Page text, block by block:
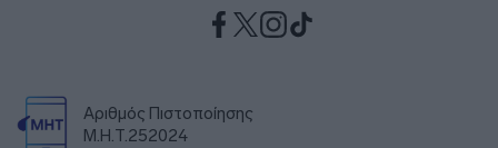
Αριθμός Πιστοποίησης
Μ.Η.Τ.252024